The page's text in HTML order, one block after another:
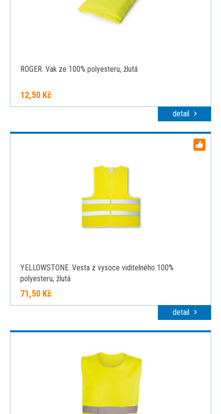
ROGER. Vak ze 100% polyesteru, žlutá
12,50 Kč
detail
YELLOWSTONE. Vesta z vysoce viditelného 100%
polyesteru, žlutá
71,50 Kč
detail